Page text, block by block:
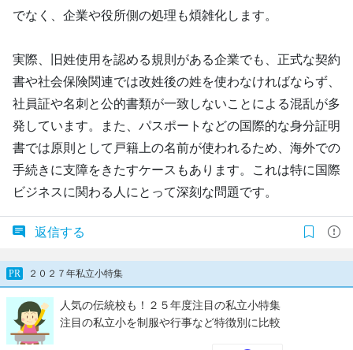
でなく、企業や役所側の処理も煩雑化します。
実際、旧姓使用を認める規則がある企業でも、正式な契約
書や社会保険関連では改姓後の姓を使わなければならず、
社員証や名刺と公的書類が一致しないことによる混乱が多
発しています。また、パスポートなどの国際的な身分証明
書では原則として戸籍上の名前が使われるため、海外での
手続きに支障をきたすケースもあります。これは特に国際
ビジネスに関わる人にとって深刻な問題です。
返信する